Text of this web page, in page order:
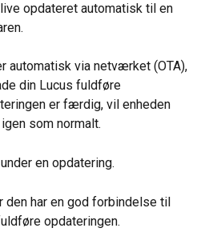
opdateret automatisk til en
automatisk via netværket (OTA),
din Lucus fuldføre
er færdig, vil enheden
som normalt.
en opdatering.
den har en god forbindelse til
opdateringen.